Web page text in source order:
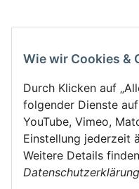
Wie wir Cookies &
Durch Klicken auf
folgender Dienste
YouTube, Vimeo,
Einstellung jederzeit
Weitere Details
Datenschutzerklärung